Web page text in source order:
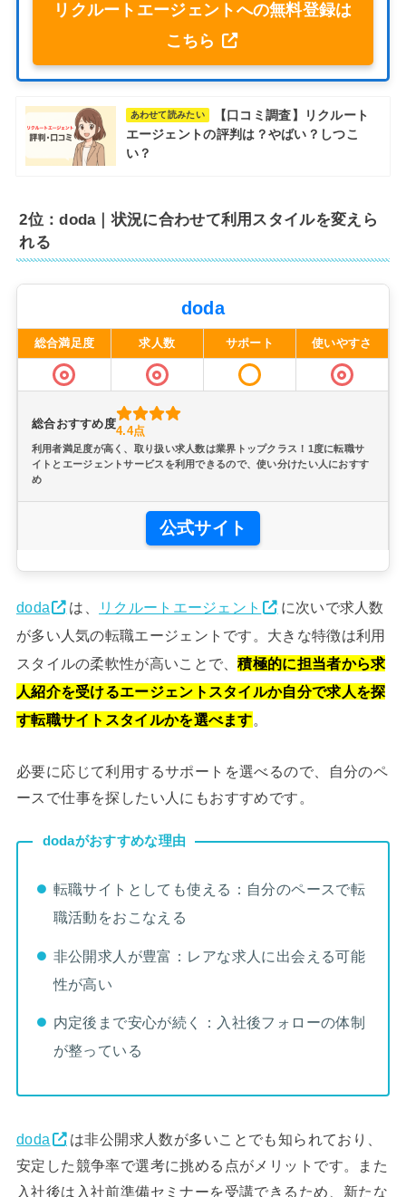
リクルートエージェントへの無料登録は
こちら
あわせて読みたい
【口コミ調査】リクルート
エージェントの評判は？やばい？しつこ
い？
2位：doda｜状況に合わせて利用スタイルを変えら
れる
doda
総合満足度 求人数 サポート 使いやすさ
総合おすすめ度
4.4点
利用者満足度が高く、取り扱い求人数は業界トップクラス！1度に転職サ
イトとエージェントサービスを利用できるので、使い分けたい人におすす
め
公式サイト
doda は、 リクルートエージェント
に次いで求人数
が多い人気の転職エージェントです。大きな特徴は利用
スタイルの柔軟性が高いことで、積極的に担当者から求
人紹介を受けるエージェントスタイルか自分で求人を探
す転職サイトスタイルかを選べます。
必要に応じて利用するサポートを選べるので、自分のペ
ースで仕事を探したい人にもおすすめです。
dodaがおすすめな理由
転職サイトとしても使える：自分のペースで転
職活動をおこなえる
非公開求人が豊富：レアな求人に出会える可能
性が高い
内定後まで安心が続く：入社後フォローの体制
が整っている
doda
は非公開求人数が多いことでも知られており、
安定した競争率で選考に挑める点がメリットです。また
入社後は入社前準備セミナーを受講できるため、新たな